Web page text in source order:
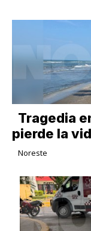
Tragedia
pierde la
Noreste